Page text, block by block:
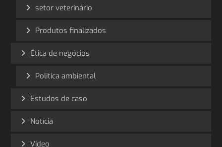
setor veterinário
Produtos finalizados
Ética de negócios
Politica ambiental
Estudos de caso
Notícia
Vídeo